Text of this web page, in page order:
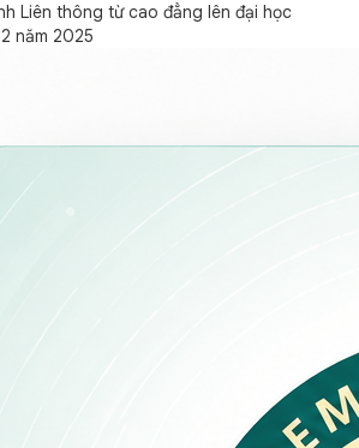
Liên thông từ cao đẳng lên đại học
năm 2025